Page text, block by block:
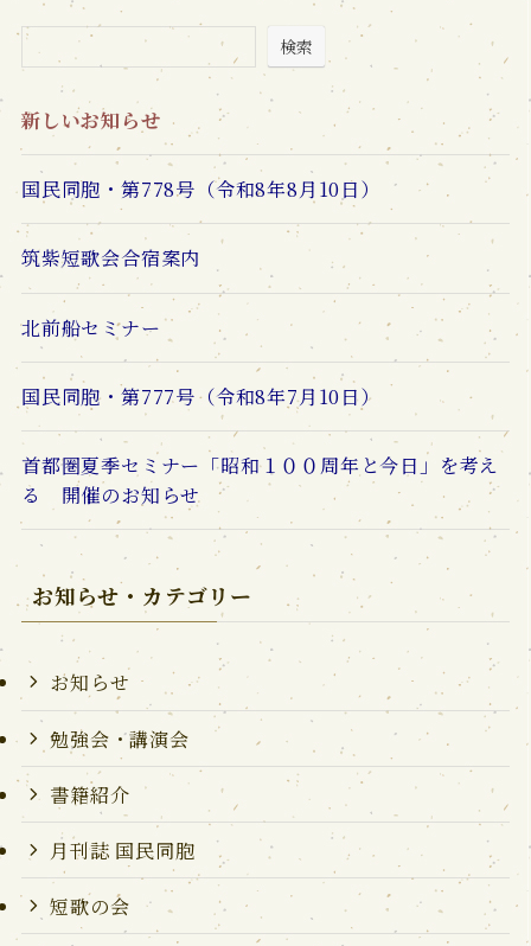
検索
新しいお知らせ
国民同胞・第778号（令和8年8月10日）
筑紫短歌会合宿案内
北前船セミナー
国民同胞・第777号（令和8年7月10日）
首都圏夏季セミナー「昭和１００周年と今日」を考え
る 開催のお知らせ
お知らせ・カテゴリー
お知らせ
勉強会・講演会
書籍紹介
月刊誌 国民同胞
短歌の会